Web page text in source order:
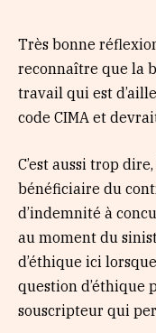
Très bonne
reconnaître que la
travail qui est
code CIMA et
C’est aussi trop
bénéficiaire du
d’indemnité à
au moment du
d’éthique ici
question d’éthique
souscripteur qui